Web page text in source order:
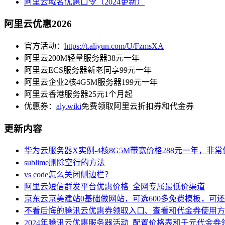
阿里云优惠2026
官方活动： https://t.aliyun.com/U/FzmsXA
阿里云200M轻量服务器38元一年
阿里云ECS服务器新老同享99元一年
阿里云企业2核4G5M服务器199元一年
阿里云香港服务器25元1个月起
优惠券： aly.wiki免费领取阿里云折扣券和代金券
更新内容
华为云服务器X实例-4核8G5M带宽价格288元一年，非常
sublime删除空行的方法
vs code怎么关闭侧边栏？
阿里云短信群发平台优惠价格_全网专属最低价渠道
京东云京美建站0基础做网站，可选600多免费模板，可还
不看后悔的腾讯云优惠券领取入口、查看和代金券使用
2024年腾讯云优惠服务器活动_配置价格表和千元代金券